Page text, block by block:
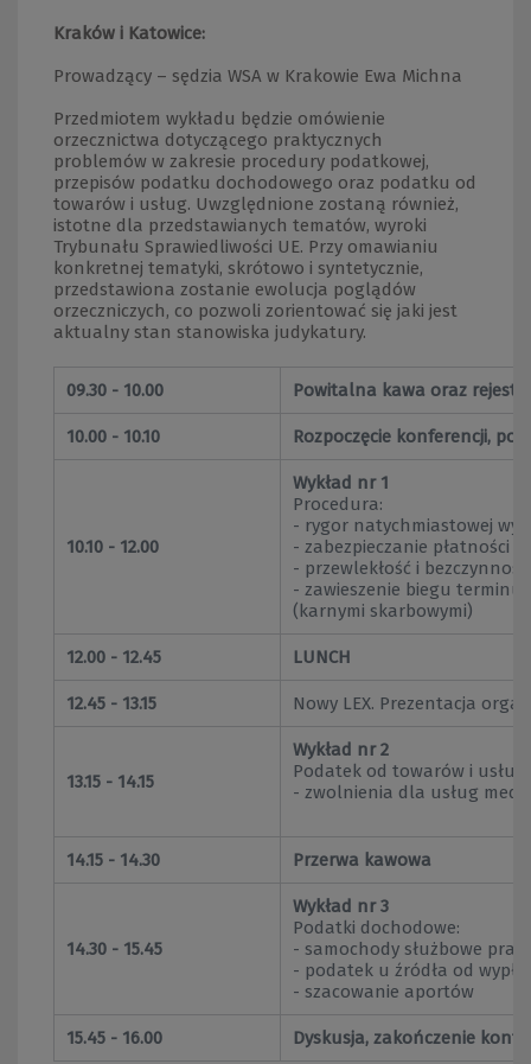
Kraków i Katowice:
Prowadzący – sędzia WSA w Krakowie Ewa Michna
Przedmiotem wykładu będzie omówienie
orzecznictwa dotyczącego praktycznych
problemów w zakresie procedury podatkowej,
przepisów podatku dochodowego oraz podatku od
towarów i usług. Uwzględnione zostaną również,
istotne dla przedstawianych tematów, wyroki
Trybunału Sprawiedliwości UE. Przy omawianiu
konkretnej tematyki, skrótowo i syntetycznie,
przedstawiona zostanie ewolucja poglądów
orzeczniczych, co pozwoli zorientować się jaki jest
aktualny stan stanowiska judykatury.
09.30 - 10.00 Powitalna kawa oraz
10.00 - 10.10 Rozpoczęcie konferencji,
10.10 - 12.00
Wykład nr 1
Procedura:
- rygor natychmiastowej
- zabezpieczanie płatności
- przewlekłość i
- zawieszenie biegu
(karnymi skarbowymi)
12.00 - 12.45 LUNCH
12.45 - 13.15 Nowy LEX. Prezentacja
13.15 - 14.15
Wykład nr 2
Podatek od towarów i usług:
- zwolnienia dla usług
14.15 - 14.30 Przerwa kawowa
14.30 - 15.45
Wykład nr 3
Podatki dochodowe:
- samochody służbowe
- podatek u źródła od
- szacowanie aportów
15.45 - 16.00 Dyskusja, zakończenie